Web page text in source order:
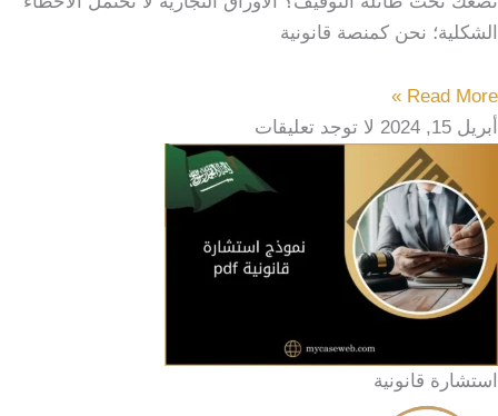
الشكلية؛ نحن كمنصة قانونية
Read More »
أبريل 15, 2024
لا توجد تعليقات
استشارة قانونية